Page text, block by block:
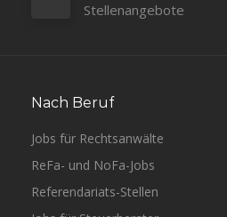
Stellenangebote
Nach Beruf
Jobs für Rechtsanwälte
ReFa- und NoFa-Jobs
Referendariats-Stellen